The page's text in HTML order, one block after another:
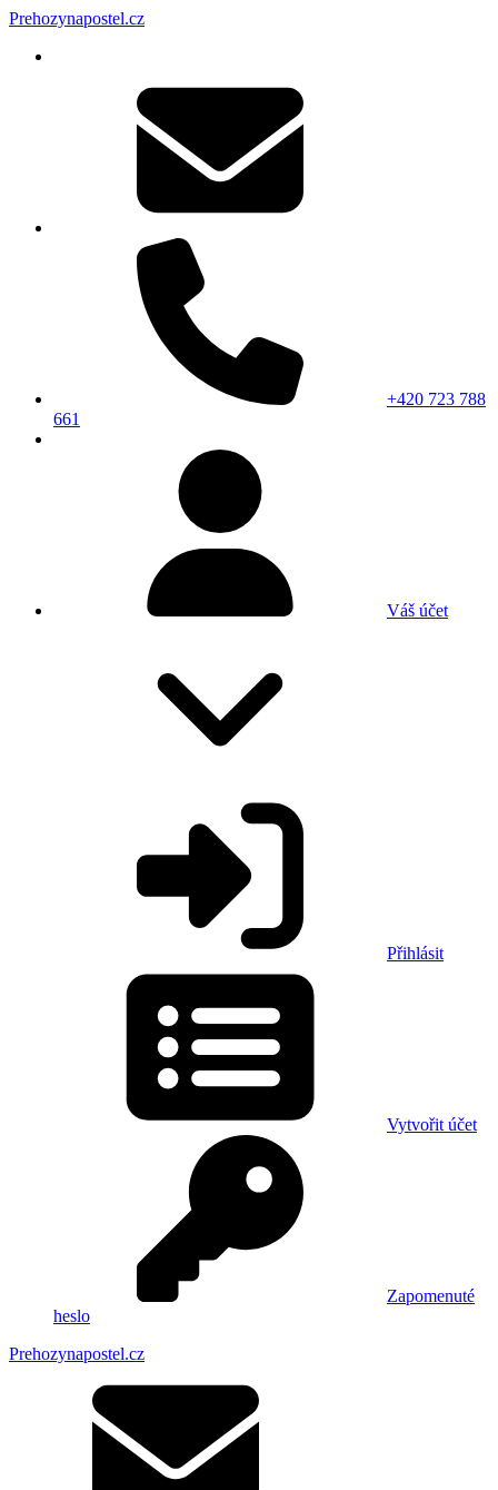
Prehozynapostel.cz
+420 723 788
661
Váš účet
Přihlásit
Vytvořit účet
Zapomenuté
heslo
Prehozynapostel.cz